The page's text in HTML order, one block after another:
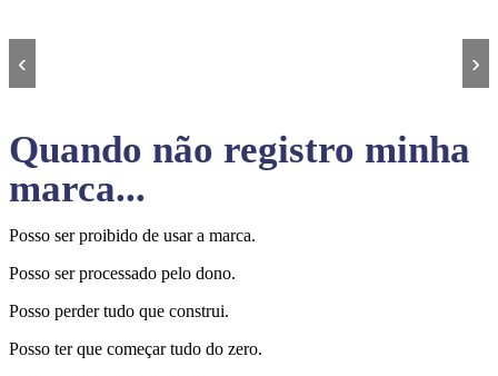
‹ ›
Quando não registro minha
marca...
Posso ser proibido de usar a marca.
Posso ser processado pelo dono.
Posso perder tudo que construi.
Posso ter que começar tudo do zero.